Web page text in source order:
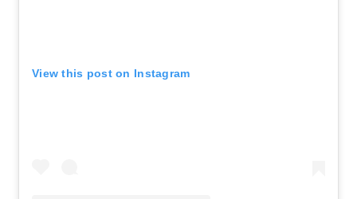
View this post on Instagram